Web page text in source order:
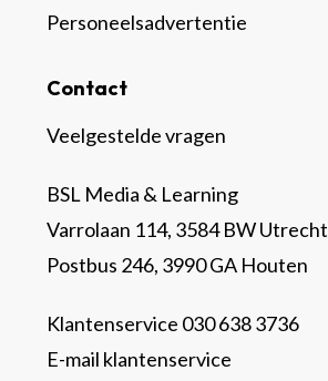
Contact
Veelgestelde vragen
BSL Media & Learning
Varrolaan 114, 3584 BW Utrecht
Postbus 246, 3990 GA Houten
Klantenservice 030 638 3736
E-mail klantenservice
Personeelsadvertentie